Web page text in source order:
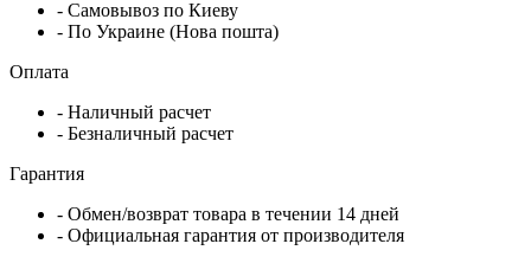
- Самовывоз по Киеву
- По Украине (Нова пошта)
Оплата
- Наличный расчет
- Безналичный расчет
Гарантия
- Обмен/возврат товара в течении 14 дней
- Официальная гарантия от производителя